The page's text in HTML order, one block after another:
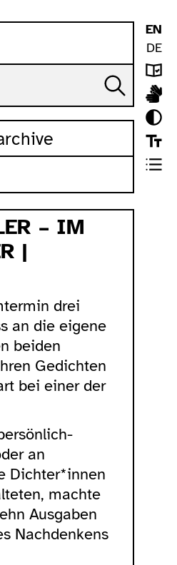
EN
DE
– IM
|
drei
an die eigene
beiden
Gedichten
bei einer der
an
Dichter*innen
machte
Ausgaben
Nachdenkens